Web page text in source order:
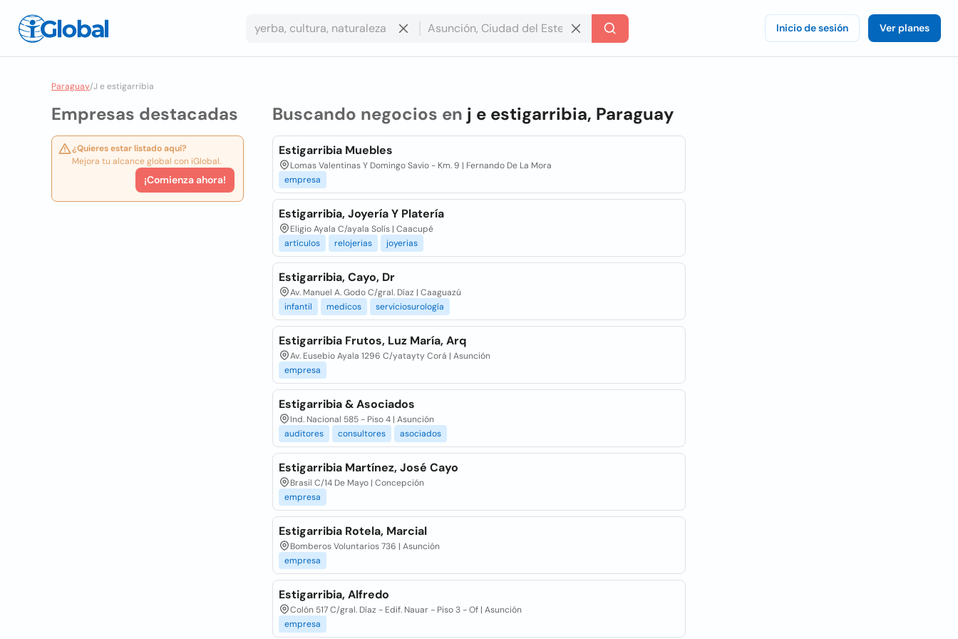
Inicio de sesión Ver planes
Paraguay/J e estigarribia
Empresas destacadas
¿Quieres estar listado aquí?
Mejora tu alcance global con iGlobal.
¡Comienza ahora!
Buscando negocios en j e estigarribia, Paraguay
Estigarribia Muebles
Lomas Valentinas Y Domingo Savio - Km. 9 | Fernando De La Mora
empresa
Estigarribia, Joyería Y Platería
Eligio Ayala C/ayala Solís | Caacupé
artículos
relojerias joyerias
Estigarribia, Cayo, Dr
Av. Manuel A. Godo C/gral. Díaz | Caaguazú
infantil
medicos serviciosurología
Estigarribia Frutos, Luz María, Arq
Av. Eusebio Ayala 1296 C/yatayty Corá | Asunción
empresa
Estigarribia & Asociados
Ind. Nacional 585 - Piso 4 | Asunción
auditores
consultores asociados
Estigarribia Martínez, José Cayo
Brasil C/14 De Mayo | Concepción
empresa
Estigarribia Rotela, Marcial
Bomberos Voluntarios 736 | Asunción
empresa
Estigarribia, Alfredo
Colón 517 C/gral. Díaz - Edif. Nauar - Piso 3 - Of | Asunción
empresa